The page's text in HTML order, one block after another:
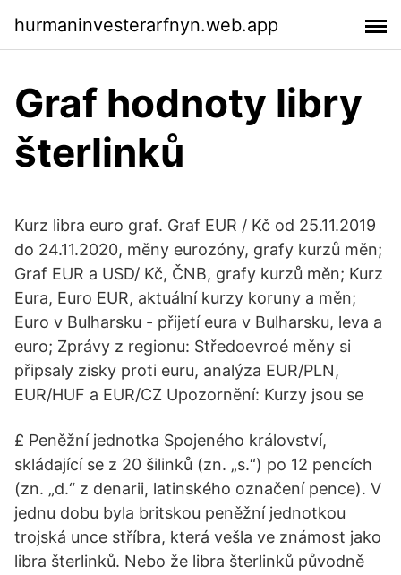
hurmaninvesterarfnyn.web.app
Graf hodnoty libry
šterlinků
Kurz libra euro graf. Graf EUR / Kč od 25.11.2019
do 24.11.2020, měny eurozóny, grafy kurzů měn;
Graf EUR a USD/ Kč, ČNB, grafy kurzů měn; Kurz
Eura, Euro EUR, aktuální kurzy koruny a měn;
Euro v Bulharsku - přijetí eura v Bulharsku, leva a
euro; Zprávy z regionu: Středoevroé měny si
připsaly zisky proti euru, analýza EUR/PLN,
EUR/HUF a EUR/CZ Upozornění: Kurzy jsou se
£ Peněžní jednotka Spojeného království,
skládající se z 20 šilinků (zn. „s.“) po 12 pencích
(zn. „d.“ z denarii, latinského označení pence). V
jednu dobu byla britskou peněžní jednotkou
trojská unce stříbra, která vešla ve známost jako
libra šterlinků. Nebo že libra šterlinků původně